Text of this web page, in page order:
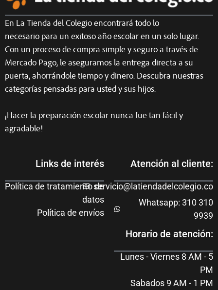
En La Tienda del Colegio encontrará todo lo
necesario para un exitoso año escolar en un solo lugar.
Con un proceso de compra simple y seguro a través de
Mercado Pago, le aseguramos la entrega directa a su
puerta, ahorrándole tiempo y dinero. Descubra nuestras
categorías pensadas para usted y sus hijos.
¡Hacer la preparación escolar nunca fue tan fácil y
agradable!
Links de interés
Política de tratamiento de
datos
Política de envíos
Atención al cliente:
servicio@latiendadelcolegio.co
Whatsapp: 310 310
9939
Horario de atención:
Lunes - Viernes 8 AM - 5
PM
Sabados 9 AM - 1 PM